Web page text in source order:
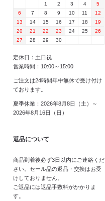
1
2 3 4
5
6
7 8 9 10 11
12
13
14 15 16 17 18
19
20
21 22 23 24 25
26
27
28 29 30
定休日：土日祝
営業時間：10:00～15:00
ご注文は24時間年中無休で受け付け
ております。
夏季休業：2026年8月8日（土）～
2026年8月16日（日）
返品について
商品到着後必ず3日以内にご連絡くだ
さい。セール品の返品・交換はお受
けしておりません。
ご返品には返品手数料がかかりま
す。